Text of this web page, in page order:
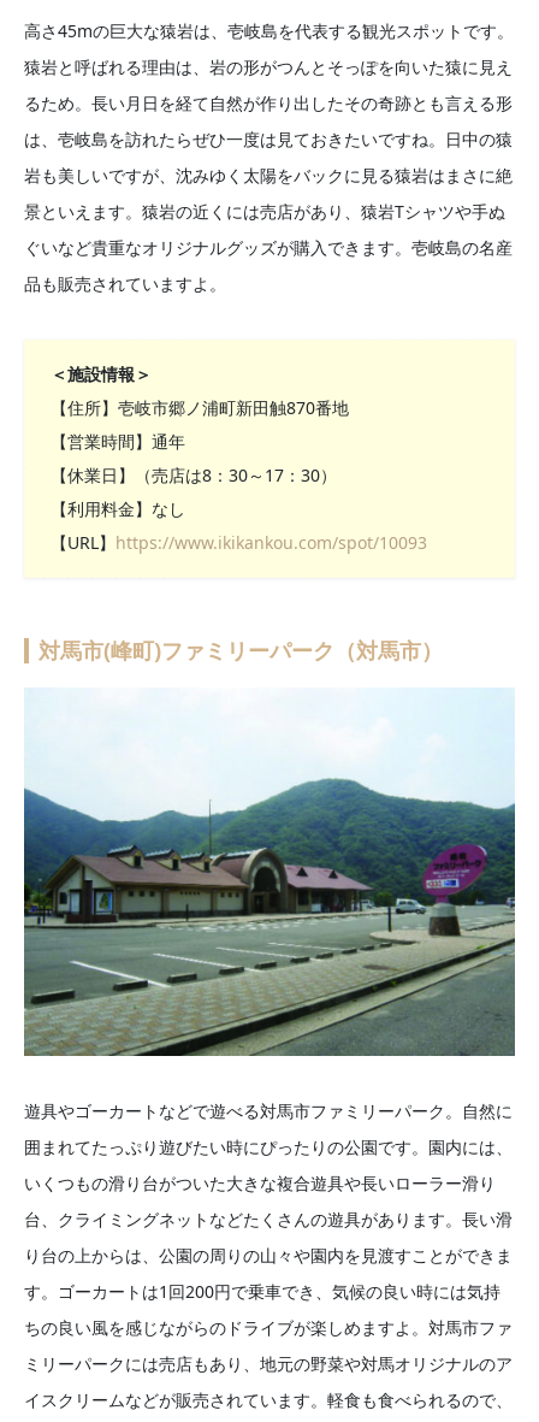
高さ45mの巨大な猿岩は、壱岐島を代表する観光スポットです。
猿岩と呼ばれる理由は、岩の形がつんとそっぽを向いた猿に見え
るため。長い月日を経て自然が作り出したその奇跡とも言える形
は、壱岐島を訪れたらぜひ一度は見ておきたいですね。日中の猿
岩も美しいですが、沈みゆく太陽をバックに見る猿岩はまさに絶
景といえます。猿岩の近くには売店があり、猿岩Tシャツや手ぬ
ぐいなど貴重なオリジナルグッズが購入できます。壱岐島の名産
品も販売されていますよ。
＜施設情報＞
【住所】壱岐市郷ノ浦町新田触870番地
【営業時間】通年
【休業日】（売店は8：30～17：30）
【利用料金】なし
【URL】 https://www.ikikankou.com/spot/10093
対馬市(峰町)ファミリーパーク（対馬市）
遊具やゴーカートなどで遊べる対馬市ファミリーパーク。自然に
囲まれてたっぷり遊びたい時にぴったりの公園です。園内には、
いくつもの滑り台がついた大きな複合遊具や長いローラー滑り
台、クライミングネットなどたくさんの遊具があります。長い滑
り台の上からは、公園の周りの山々や園内を見渡すことができま
す。ゴーカートは1回200円で乗車でき、気候の良い時には気持
ちの良い風を感じながらのドライブが楽しめますよ。対馬市ファ
ミリーパークには売店もあり、地元の野菜や対馬オリジナルのア
イスクリームなどが販売されています。軽食も食べられるので、